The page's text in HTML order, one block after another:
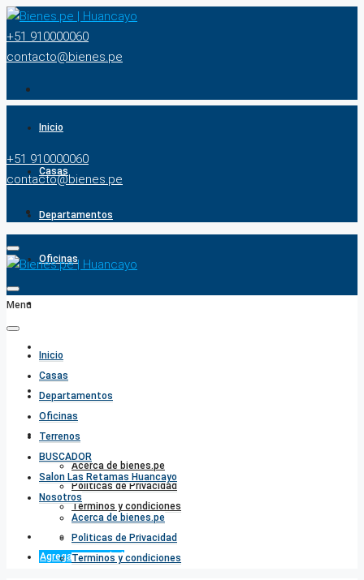
+51 910000060
contacto@bienes.pe
Inicio
Casas
Departamentos
Oficinas
Salon Las Retamas Huancayo
Nosotros
Acerca de bienes.pe
Politicas de Privacidad
Terminos y condiciones
Favorito0
Agregar propiedad
+51 910000060
contacto@bienes.pe
Menu
Inicio
Casas
Departamentos
Oficinas
Terrenos
BUSCADOR
Salon Las Retamas Huancayo
Nosotros
Acerca de bienes.pe
Politicas de Privacidad
Terminos y condiciones